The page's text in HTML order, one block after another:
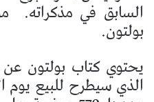
السابق في مذكراته.
بولتون.
يحتوي كتاب بولتون
الذي سيطرح للبيع يوم